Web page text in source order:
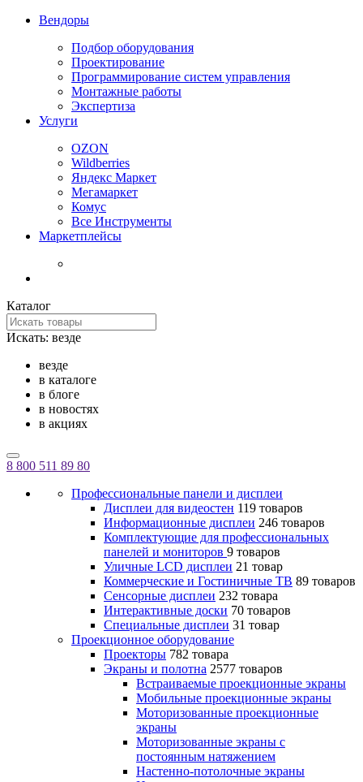
Вендоры
Подбор оборудования
Проектирование
Программирование систем управления
Монтажные работы
Экспертиза
Услуги
OZON
Wildberries
Яндекс Маркет
Мегамаркет
Комус
Все Инструменты
Маркетплейсы
Каталог
Искать: везде
везде
в каталоге
в блоге
в новостях
в акциях
8 800 511 89 80
Профессиональные панели и дисплеи
Дисплеи для видеостен 119 товаров
Информационные дисплеи 246 товаров
Комплектующие для профессиональных
панелей и мониторов 9 товаров
Уличные LCD дисплеи 21 товар
Коммерческие и Гостиничные ТВ 89 товаров
Сенсорные дисплеи 232 товара
Интерактивные доски 70 товаров
Специальные дисплеи 31 товар
Проекционное оборудование
Проекторы 782 товара
Экраны и полотна 2577 товаров
Встраиваемые проекционные экраны
Мобильные проекционные экраны
Моторизованные проекционные
экраны
Моторизованные экраны с
постоянным натяжением
Настенно-потолочные экраны